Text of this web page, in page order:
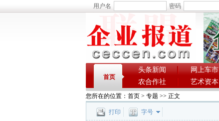
用户名 密码
首页
头条新闻 网上车市
农合作社
艺术资本
您所在的位置： 首页 > 专题 >> 正文
打印 字号